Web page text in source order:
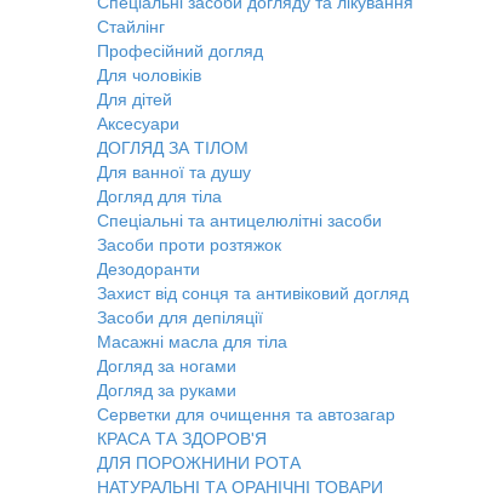
Стайлінг
Професійний догляд
Для чоловіків
Для дітей
Аксесуари
ДОГЛЯД ЗА ТІЛОМ
Для ванної та душу
Догляд для тіла
Спеціальні та антицелюлітні засоби
Засоби проти розтяжок
Дезодоранти
Захист від сонця та антивіковий догляд
Засоби для депіляції
Масажні масла для тіла
Догляд за ногами
Догляд за руками
Серветки для очищення та автозагар
КРАСА ТА ЗДОРОВ'Я
ДЛЯ ПОРОЖНИНИ РОТА
НАТУРАЛЬНІ ТА ОРАНІЧНІ ТОВАРИ